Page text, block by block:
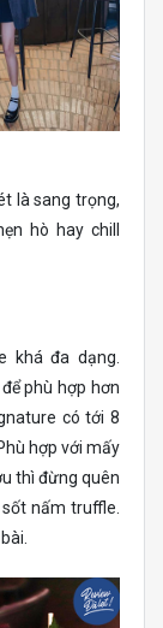
là sang trọng,
hò hay chill
khá đa dạng.
phù hợp hơn
có tới 8
hợp với mấy
thì đừng quên
nấm truffle.